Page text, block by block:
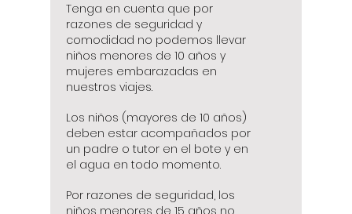
Tenga en cuenta que por
razones de seguridad y
comodidad no podemos llevar
niños menores de 10 años y
mujeres embarazadas en
nuestros viajes.
Los niños (mayores de 10 años)
deben estar acompañados por
un padre o tutor en el bote y en
el agua en todo momento.
Por razones de seguridad, los
niños menores de 15 años no